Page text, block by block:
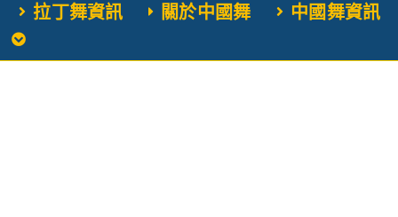
校風及學生支援
拉丁舞資訊
關於中國舞 中國舞資訊